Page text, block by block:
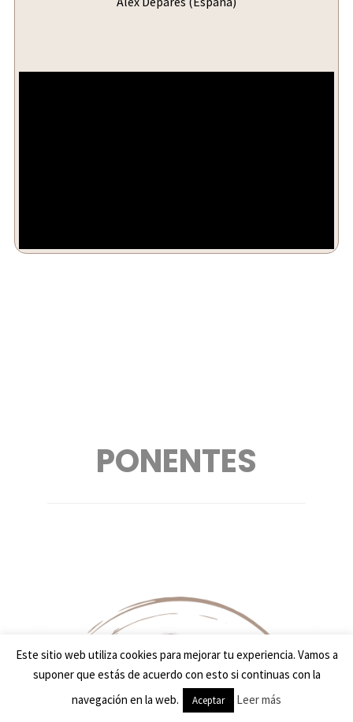
PONENTES
Este sitio web utiliza cookies para mejorar tu experiencia. Vamos a
suponer que estás de acuerdo con esto si continuas con la
navegación en la web.
Aceptar Leer más